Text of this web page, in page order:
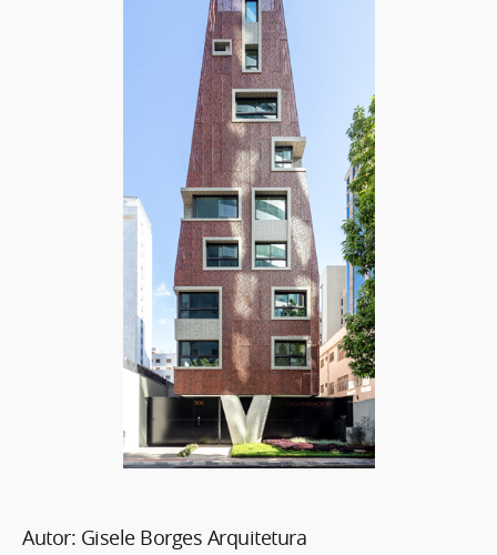
Autor: Gisele Borges Arquitetura